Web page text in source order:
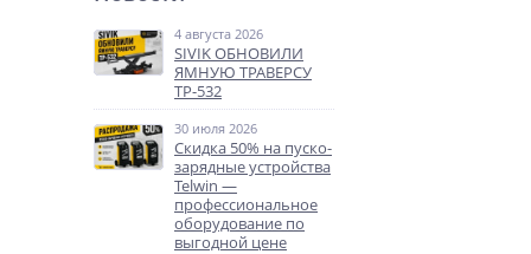
4 августа 2026
SIVIK ОБНОВИЛИ
ЯМНУЮ ТРАВЕРСУ
ТР-532
30 июля 2026
Скидка 50% на пуско-
зарядные устройства
Telwin —
профессиональное
оборудование по
выгодной цене